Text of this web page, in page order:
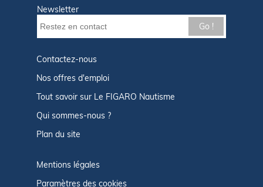
Newsletter
Go !
Contactez-nous
Nos offres d'emploi
Tout savoir sur Le FIGARO Nautisme
Qui sommes-nous ?
Plan du site
Mentions légales
Paramètres des cookies